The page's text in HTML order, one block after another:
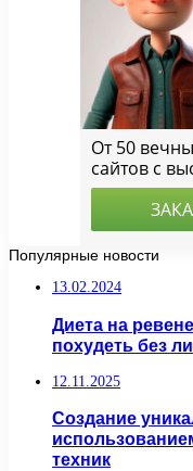
Популярные новости
13.02.2024
Диета на
похудеть без
12.11.2025
Создание
техник